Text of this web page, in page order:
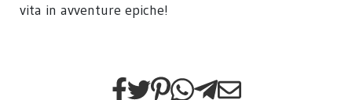
vita in avventure epiche!